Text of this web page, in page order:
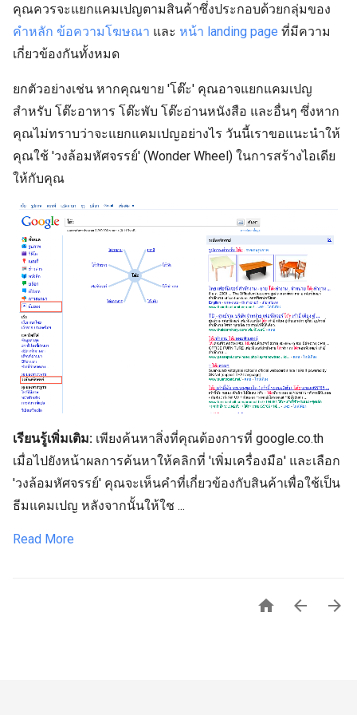
คุณควรจะแยกแคมเปญตามสินค้าซึ่งประกอบด้วยกลุ่มของ
คำหลัก ข้อความโฆษณา และ หน้า landing page ที่มีความ
เกี่ยวข้องกันทั้งหมด
ยกตัวอย่างเช่น หากคุณขาย 'โต๊ะ' คุณอาจแยกแคมเปญ
สำหรับ โต๊ะอาหาร โต๊ะพับ โต๊ะอ่านหนังสือ และอื่นๆ ซึ่งหาก
คุณไม่ทราบว่าจะแยกแคมเปญอย่างไร วันนี้เราขอแนะนำให้
คุณใช้ 'วงล้อมหัศจรรย์' (Wonder Wheel) ในการสร้างไอเดีย
ให้กับคุณ
เรียนรู้เพิ่มเติม: เพียงค้นหาสิ่งที่คุณต้องการที่ google.co.th
เมื่อไปยังหน้าผลการค้นหาให้คลิกที่ 'เพิ่มเครื่องมือ' และเลือก
'วงล้อมหัศจรรย์' คุณจะเห็นคำที่เกี่ยวข้องกับสินค้าเพื่อใช้เป็น
ธีมแคมเปญ หลังจากนั้นให้ใช ...
Read More
  